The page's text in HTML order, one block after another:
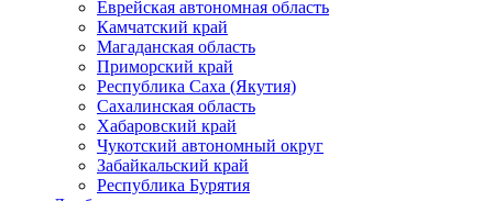
Еврейская автономная область
Камчатский край
Магаданская область
Приморский край
Республика Саха (Якутия)
Сахалинская область
Хабаровский край
Чукотский автономный округ
Забайкальский край
Республика Бурятия